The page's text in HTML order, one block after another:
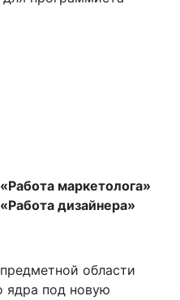
маркетолога»
дизайнера»
области
ядра под новую